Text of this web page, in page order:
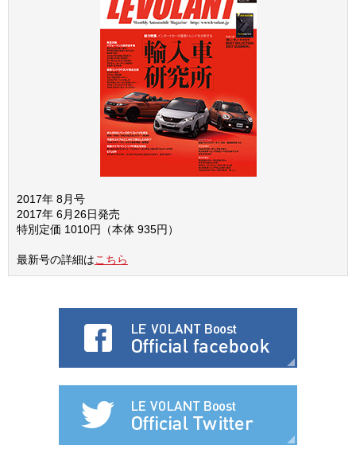
2017年 8月号
2017年 6月26日発売
特別定価 1010円（本体 935円）
最新号の詳細はこちら